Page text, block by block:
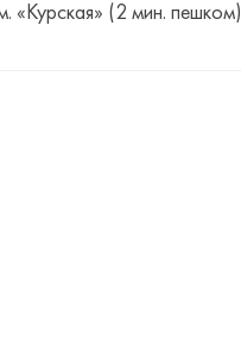
«Курская» (2 мин. пешком)